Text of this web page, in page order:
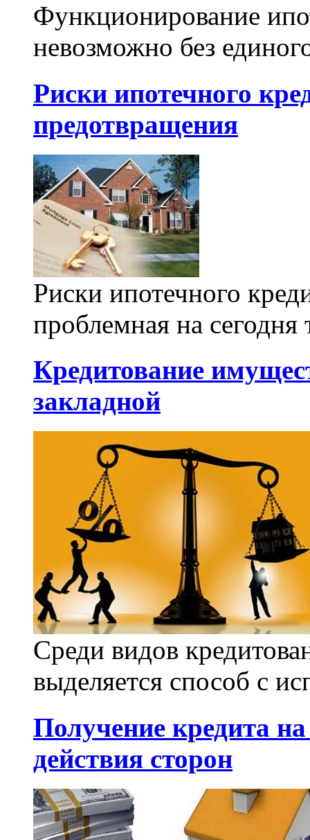
Функционирование
невозможно без
Риски ипотечного
предотвращения
Риски ипотечного
проблемная на сегодня
Кредитование
закладной
Среди видов
выделяется способ с
Получение кредита
действия сторон